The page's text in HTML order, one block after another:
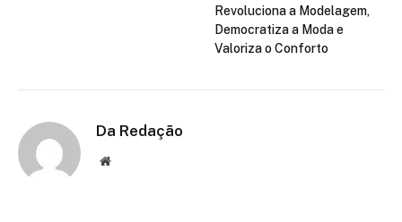
Revoluciona a Modelagem,
Democratiza a Moda e
Valoriza o Conforto
Da Redação
Site